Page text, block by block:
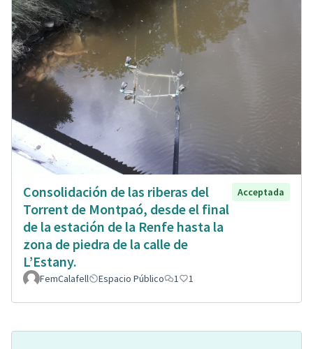
Consolidación de las riberas del
Torrent de Montpaó, desde el final
de la estación de la Renfe hasta la
zona de piedra de la calle de
L’Estany.
Acceptada
FemCalafell Espacio Público 1 1